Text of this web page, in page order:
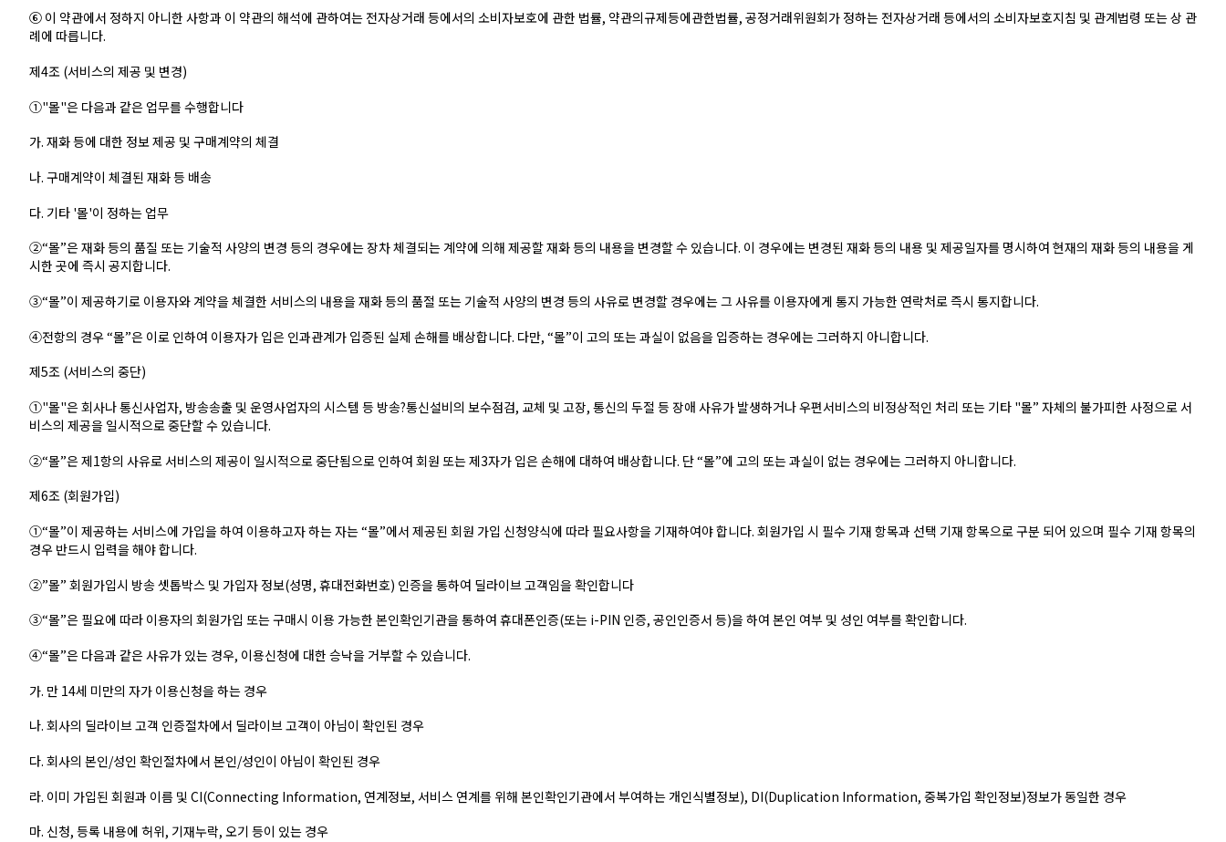
⑥ 이 약관에서 정하지 아니한 사항과 이 약관의 해석에 관하여는 전자상거래 등에서의 소비자보호에 관한 법률, 약관의규제등에관한법률, 공정거래위원회가 정하는 전자상거래 등에서의 소비자보호지침 및 관계법령 또는 상 관
례에 따릅니다.
제4조 (서비스의 제공 및 변경)
①"몰"은 다음과 같은 업무를 수행합니다
가. 재화 등에 대한 정보 제공 및 구매계약의 체결
나. 구매계약이 체결된 재화 등 배송
다. 기타 '몰'이 정하는 업무
②“몰”은 재화 등의 품질 또는 기술적 사양의 변경 등의 경우에는 장차 체결되는 계약에 의해 제공할 재화 등의 내용을 변경할 수 있습니다. 이 경우에는 변경된 재화 등의 내용 및 제공일자를 명시하여 현재의 재화 등의 내용을 게
시한 곳에 즉시 공지합니다.
③“몰”이 제공하기로 이용자와 계약을 체결한 서비스의 내용을 재화 등의 품절 또는 기술적 사양의 변경 등의 사유로 변경할 경우에는 그 사유를 이용자에게 통지 가능한 연락처로 즉시 통지합니다.
④전항의 경우 “몰”은 이로 인하여 이용자가 입은 인과관계가 입증된 실제 손해를 배상합니다. 다만, “몰”이 고의 또는 과실이 없음을 입증하는 경우에는 그러하지 아니합니다.
제5조 (서비스의 중단)
①"몰"은 회사나 통신사업자, 방송송출 및 운영사업자의 시스템 등 방송?통신설비의 보수점검, 교체 및 고장, 통신의 두절 등 장애 사유가 발생하거나 우편서비스의 비정상적인 처리 또는 기타 "몰” 자체의 불가피한 사정으로 서
비스의 제공을 일시적으로 중단할 수 있습니다.
②“몰”은 제1항의 사유로 서비스의 제공이 일시적으로 중단됨으로 인하여 회원 또는 제3자가 입은 손해에 대하여 배상합니다. 단 “몰”에 고의 또는 과실이 없는 경우에는 그러하지 아니합니다.
제6조 (회원가입)
①“몰”이 제공하는 서비스에 가입을 하여 이용하고자 하는 자는 “몰”에서 제공된 회원 가입 신청양식에 따라 필요사항을 기재하여야 합니다. 회원가입 시 필수 기재 항목과 선택 기재 항목으로 구분 되어 있으며 필수 기재 항목의
경우 반드시 입력을 해야 합니다.
②”몰” 회원가입시 방송 셋톱박스 및 가입자 정보(성명, 휴대전화번호) 인증을 통하여 딜라이브 고객임을 확인합니다
③“몰”은 필요에 따라 이용자의 회원가입 또는 구매시 이용 가능한 본인확인기관을 통하여 휴대폰인증(또는 i-PIN 인증, 공인인증서 등)을 하여 본인 여부 및 성인 여부를 확인합니다.
④“몰”은 다음과 같은 사유가 있는 경우, 이용신청에 대한 승낙을 거부할 수 있습니다.
가. 만 14세 미만의 자가 이용신청을 하는 경우
나. 회사의 딜라이브 고객 인증절차에서 딜라이브 고객이 아님이 확인된 경우
다. 회사의 본인/성인 확인절차에서 본인/성인이 아님이 확인된 경우
라. 이미 가입된 회원과 이름 및 CI(Connecting Information, 연계정보, 서비스 연계를 위해 본인확인기관에서 부여하는 개인식별정보), DI(Duplication Information, 중복가입 확인정보)정보가 동일한 경우
마. 신청, 등록 내용에 허위, 기재누락, 오기 등이 있는 경우